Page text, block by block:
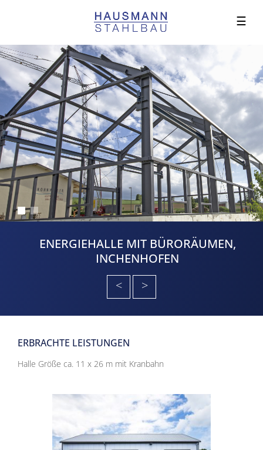
☰
ENERGIEHALLE MIT BÜRORÄUMEN,
INCHENHOFEN
<
>
ERBRACHTE LEISTUNGEN
Halle Größe ca. 11 x 26 m mit Kranbahn